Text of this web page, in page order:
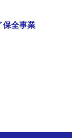
保全事業